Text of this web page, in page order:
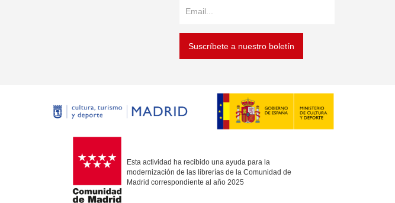
Suscríbete a nuestro boletín
Esta actividad ha recibido una ayuda para la
modernización de las librerías de la Comunidad de
Madrid correspondiente al año 2025